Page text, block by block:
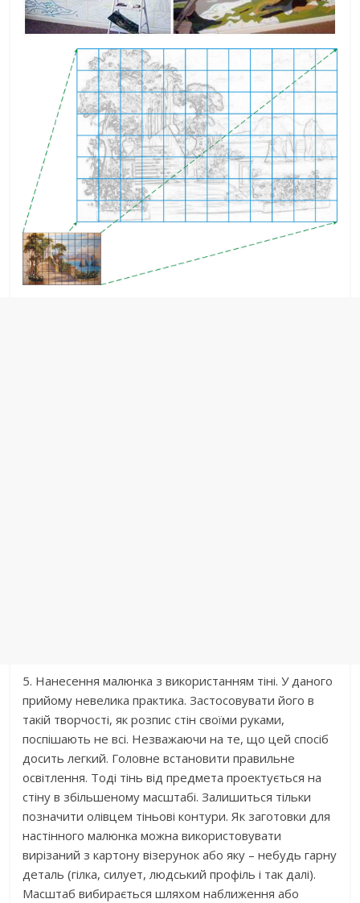
5. Нанесення малюнка з використанням тіні. У даного
прийому невелика практика. Застосовувати його в
такій творчості, як розпис стін своїми руками,
поспішають не всі. Незважаючи на те, що цей спосіб
досить легкий. Головне встановити правильне
освітлення. Тоді тінь від предмета проектується на
стіну в збільшеному масштабі. Залишиться тільки
позначити олівцем тіньові контури. Як заготовки для
настінного малюнка можна використовувати
вирізаний з картону візерунок або яку – небудь гарну
деталь (гілка, силует, людський профіль і так далі).
Масштаб вибирається шляхом наближення або